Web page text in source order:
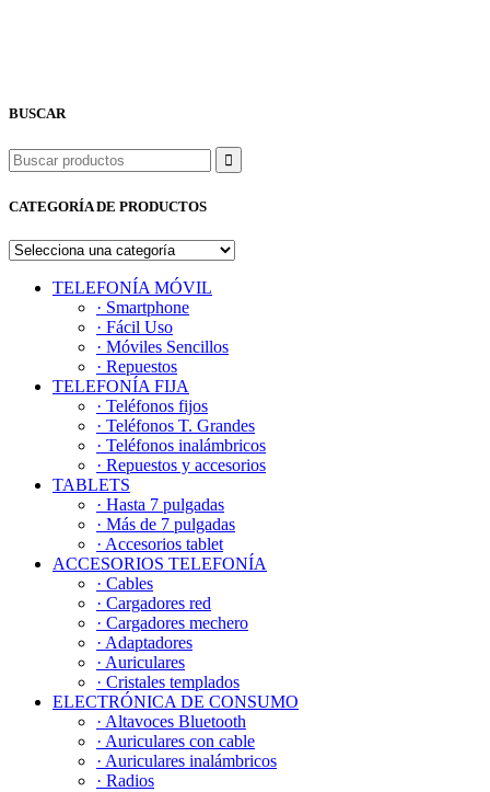
BUSCAR
Buscar
CATEGORÍA DE PRODUCTOS
TELEFONÍA MÓVIL
· Smartphone
· Fácil Uso
· Móviles Sencillos
· Repuestos
TELEFONÍA FIJA
· Teléfonos fijos
· Teléfonos T. Grandes
· Teléfonos inalámbricos
· Repuestos y accesorios
TABLETS
· Hasta 7 pulgadas
· Más de 7 pulgadas
· Accesorios tablet
ACCESORIOS TELEFONÍA
· Cables
· Cargadores red
· Cargadores mechero
· Adaptadores
· Auriculares
· Cristales templados
ELECTRÓNICA DE CONSUMO
· Altavoces Bluetooth
· Auriculares con cable
· Auriculares inalámbricos
· Radios